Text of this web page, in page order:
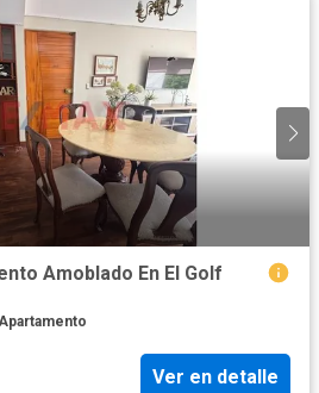
Amoblado En El Golf
Apartamento
Ver en detalle